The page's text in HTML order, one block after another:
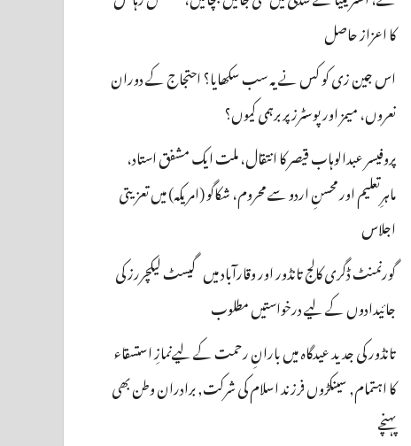
کا اعزاز حاصل
اس جین زی کو کس نے یہ سب سکھایا؟ احتجاج کے دوران
نعروں، میمز اور پوسٹرز پر برہمی کیوں؟
پروفیسر عبدالوہاب قیصر کا انتقال، ملت ایک مشفق استاد،
ماہرِتعلیم اور محسنِ اردو سے محروم، شکاگو (امریکہ) میں تعزیتی
اجلاس
گورنمنٹ ڈگری کالج تانڈور اور وقارآباد میں گیسٹ لیکچررز کی
جائیدادوں کے لیے درخواستیں مطلوب
تانڈور کی جدید عیدگاہ میں بارانِ رحمت کے لیےنمازِ استسقاء
کا اہتمام, سینکڑوں فرزند اسلام کی شرکت, برادران وطن بھی
پہنچے